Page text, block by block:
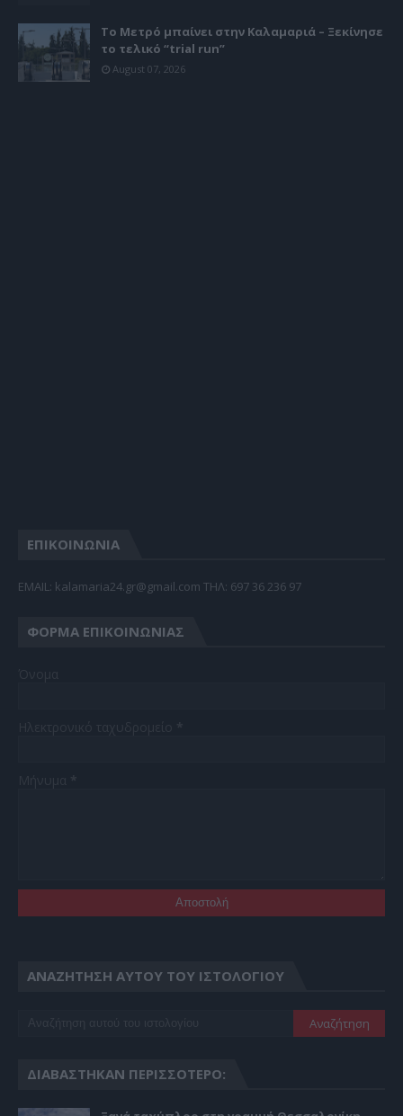
Το Μετρό μπαίνει στην Καλαμαριά – Ξεκίνησε
το τελικό “trial run”
August 07, 2026
ΕΠΙΚΟΙΝΩΝΙΑ
EMAIL: kalamaria24.gr@gmail.com TΗΛ: 697 36 236 97
ΦΌΡΜΑ ΕΠΙΚΟΙΝΩΝΊΑΣ
ΑΝΑΖΉΤΗΣΗ ΑΥΤΟΎ ΤΟΥ ΙΣΤΟΛΟΓΊΟΥ
ΔΙΑΒΆΣΤΗΚΑΝ ΠΕΡΙΣΣΌΤΕΡΟ: